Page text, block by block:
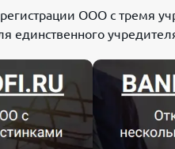
ООО с тремя
единственного